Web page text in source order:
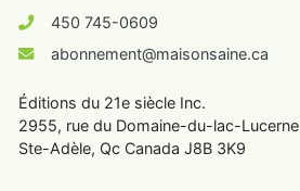
450 745-0609
abonnement@maisonsaine.ca
Éditions du 21e siècle Inc.
2955, rue du Domaine-du-lac-Lucerne
Ste-Adèle, Qc Canada J8B 3K9